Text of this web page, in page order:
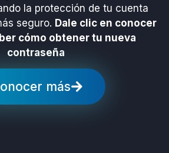
la protección de tu cuenta
seguro. Dale clic en conocer
cómo obtener tu nueva
contraseña
más